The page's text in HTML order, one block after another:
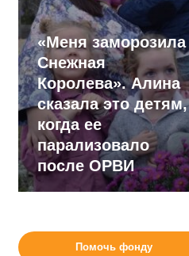
«Меня заморозила
Снежная
Королева». Алина
сказала это детям,
когда ее
парализовало
после ОРВИ
Помочь фонду